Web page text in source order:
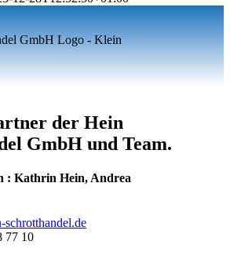
der Hein
GmbH und Team.
: Kathrin Hein, Andrea
schrotthandel.de
77 10